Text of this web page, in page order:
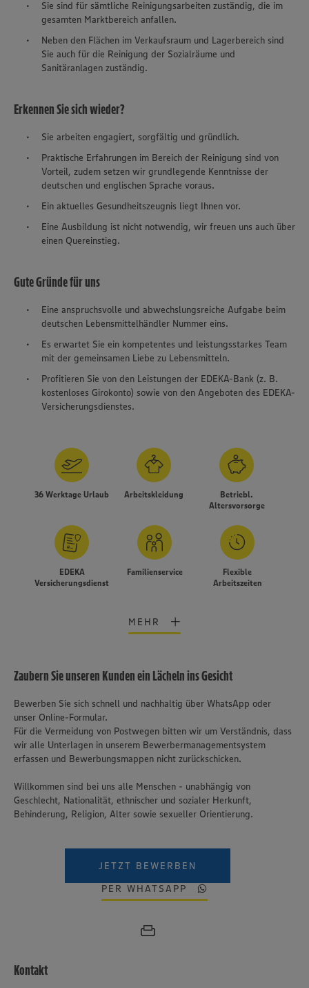
Sie sind für sämtliche Reinigungsarbeiten zuständig, die im
gesamten Marktbereich anfallen.
Neben den Flächen im Verkaufsraum und Lagerbereich sind
Sie auch für die Reinigung der Sozialräume und
Sanitäranlagen zuständig.
Erkennen Sie sich wieder?
Sie arbeiten engagiert, sorgfältig und gründlich.
Praktische Erfahrungen im Bereich der Reinigung sind von
Vorteil, zudem setzen wir grundlegende Kenntnisse der
deutschen und englischen Sprache voraus.
Ein aktuelles Gesundheitszeugnis liegt Ihnen vor.
Eine Ausbildung ist nicht notwendig, wir freuen uns auch über
einen Quereinstieg.
Gute Gründe für uns
Eine anspruchsvolle und abwechslungsreiche Aufgabe beim
deutschen Lebensmittelhändler Nummer eins.
Es erwartet Sie ein kompetentes und leistungsstarkes Team
mit der gemeinsamen Liebe zu Lebensmitteln.
Profitieren Sie von den Leistungen der EDEKA-Bank (z. B.
kostenloses Girokonto) sowie von den Angeboten des EDEKA-
Versicherungsdienstes.
36 Werktage Urlaub Arbeitskleidung
Betriebl.
Altersvorsorge
EDEKA
Versicherungsdienst
Familienservice
Flexible
Arbeitszeiten
MEHR
Zaubern Sie unseren Kunden ein Lächeln ins Gesicht
Bewerben Sie sich schnell und nachhaltig über WhatsApp oder
unser Online-Formular.
Für die Vermeidung von Postwegen bitten wir um Verständnis, dass
wir alle Unterlagen in unserem Bewerbermanagementsystem
erfassen und Bewerbungsmappen nicht zurückschicken.
Willkommen sind bei uns alle Menschen - unabhängig von
Geschlecht, Nationalität, ethnischer und sozialer Herkunft,
Behinderung, Religion, Alter sowie sexueller Orientierung.
JETZT BEWERBEN
PER WHATSAPP
Kontakt